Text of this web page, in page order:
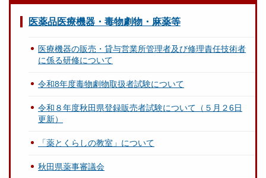
医薬品医療機器・毒物劇物・麻薬等
医療機器の販売・貸与営業所管理者及び修理責任技術者
に係る研修について
令和8年度毒物劇物取扱者試験について
令和８年度秋田県登録販売者試験について（５月２6日
更新）
「薬とくらしの教室」について
秋田県薬事審議会